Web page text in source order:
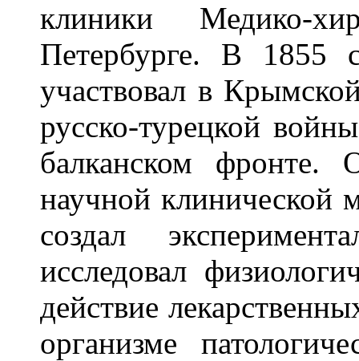
клиники Медико-
Петербурге. В
участвовал в
русско-турецкой
балканском фронте.
научной клинической
создал
исследовал
действие
организме